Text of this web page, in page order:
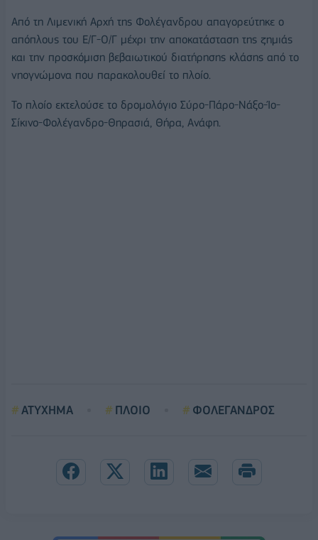
Από τη Λιμενική Αρχή της Φολέγανδρου απαγορεύτηκε ο
απόπλους του Ε/Γ-Ο/Γ μέχρι την αποκατάσταση της ζημιάς
και την προσκόμιση βεβαιωτικού διατήρησης κλάσης από το
νηογνώμονα που παρακολουθεί το πλοίο.
Το πλοίο εκτελούσε το δρομολόγιο Σύρο-Πάρο-Νάξο-Ίο-
Σίκινο-Φολέγανδρο-Θηρασιά, Θήρα, Ανάφη.
ΑΤΥΧΗΜΑ ΠΛΟΙΟ ΦΟΛΕΓΑΝΔΡΟΣ